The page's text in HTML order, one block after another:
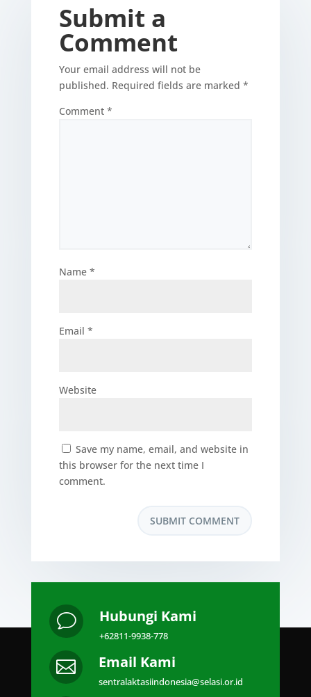
Submit a
Comment
Your email address will not be
published. Required fields are marked *
Comment *
Name *
Email *
Website
Save my name, email, and website in
this browser for the next time I
comment.
v Hubungi Kami
+62811-9938-778
 Email Kami
sentralaktasiindonesia@selasi.or.id